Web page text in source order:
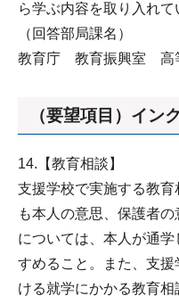
ら学ぶ内容を取り入れて
（回答部局課名）
教育庁 教育振興室 高
（要望項目）イン
14.【教育相談】
支援学校で実施する教
も本人の意思、保護者
については、本人が通
すめること。また、支
ける就学にかかる教育